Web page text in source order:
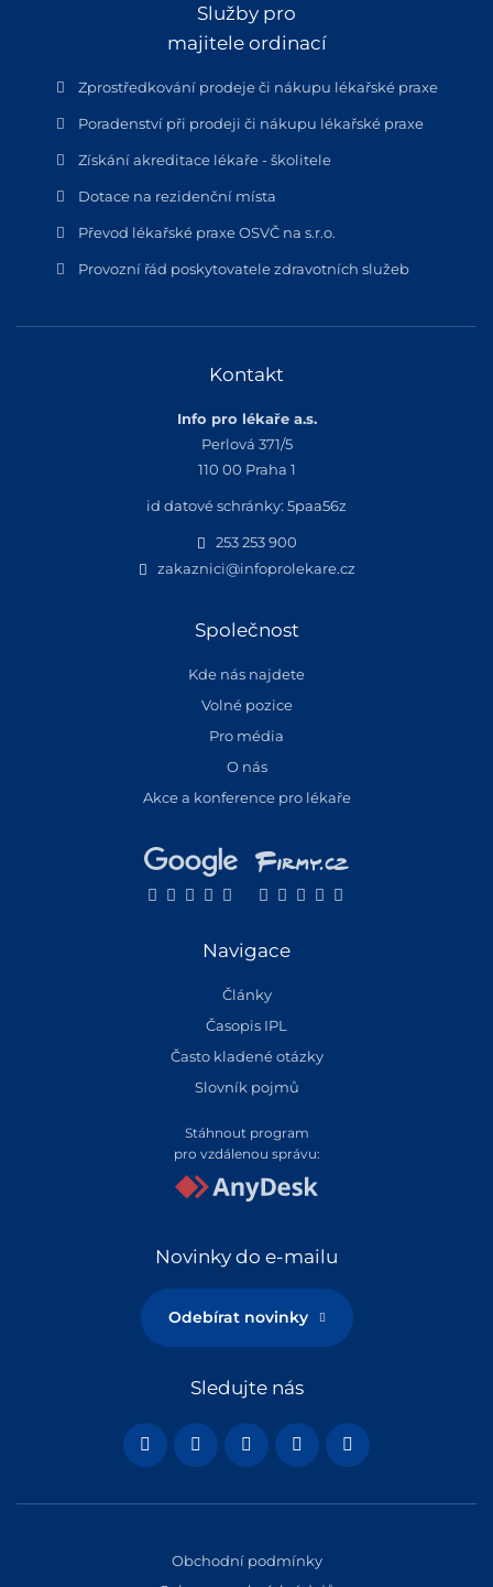
Služby pro
majitele ordinací
Zprostředkování prodeje či nákupu lékařské praxe
Poradenství při prodeji či nákupu lékařské praxe
Získání akreditace lékaře - školitele
Dotace na rezidenční místa
Převod lékařské praxe OSVČ na s.r.o.
Provozní řád poskytovatele zdravotních služeb
Kontakt
Info pro lékaře a.s.
Perlová 371/5
110 00 Praha 1
id datové schránky: 5paa56z
253 253 900
zakaznici@infoprolekare.cz
Společnost
Kde nás najdete
Volné pozice
Pro média
O nás
Akce a konference pro lékaře
Navigace
Články
Časopis IPL
Často kladené otázky
Slovník pojmů
Stáhnout program
pro vzdálenou správu:
Novinky do e-mailu
Odebírat novinky
Sledujte nás
Obchodní podmínky